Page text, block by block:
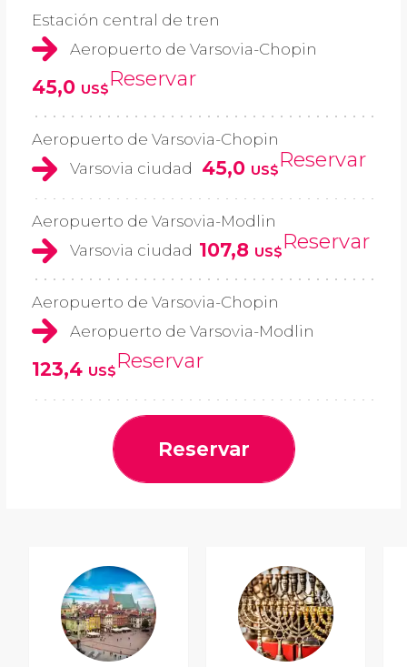
Estación central de tren
Aeropuerto de Varsovia-Chopin
45,0 US$Reservar
Aeropuerto de Varsovia-Chopin
Varsovia ciudad
45,0 US$Reservar
Aeropuerto de Varsovia-Modlin
Varsovia ciudad 107,8 US$Reservar
Aeropuerto de Varsovia-Chopin
Aeropuerto de Varsovia-Modlin
123,4 US$Reservar
Reservar